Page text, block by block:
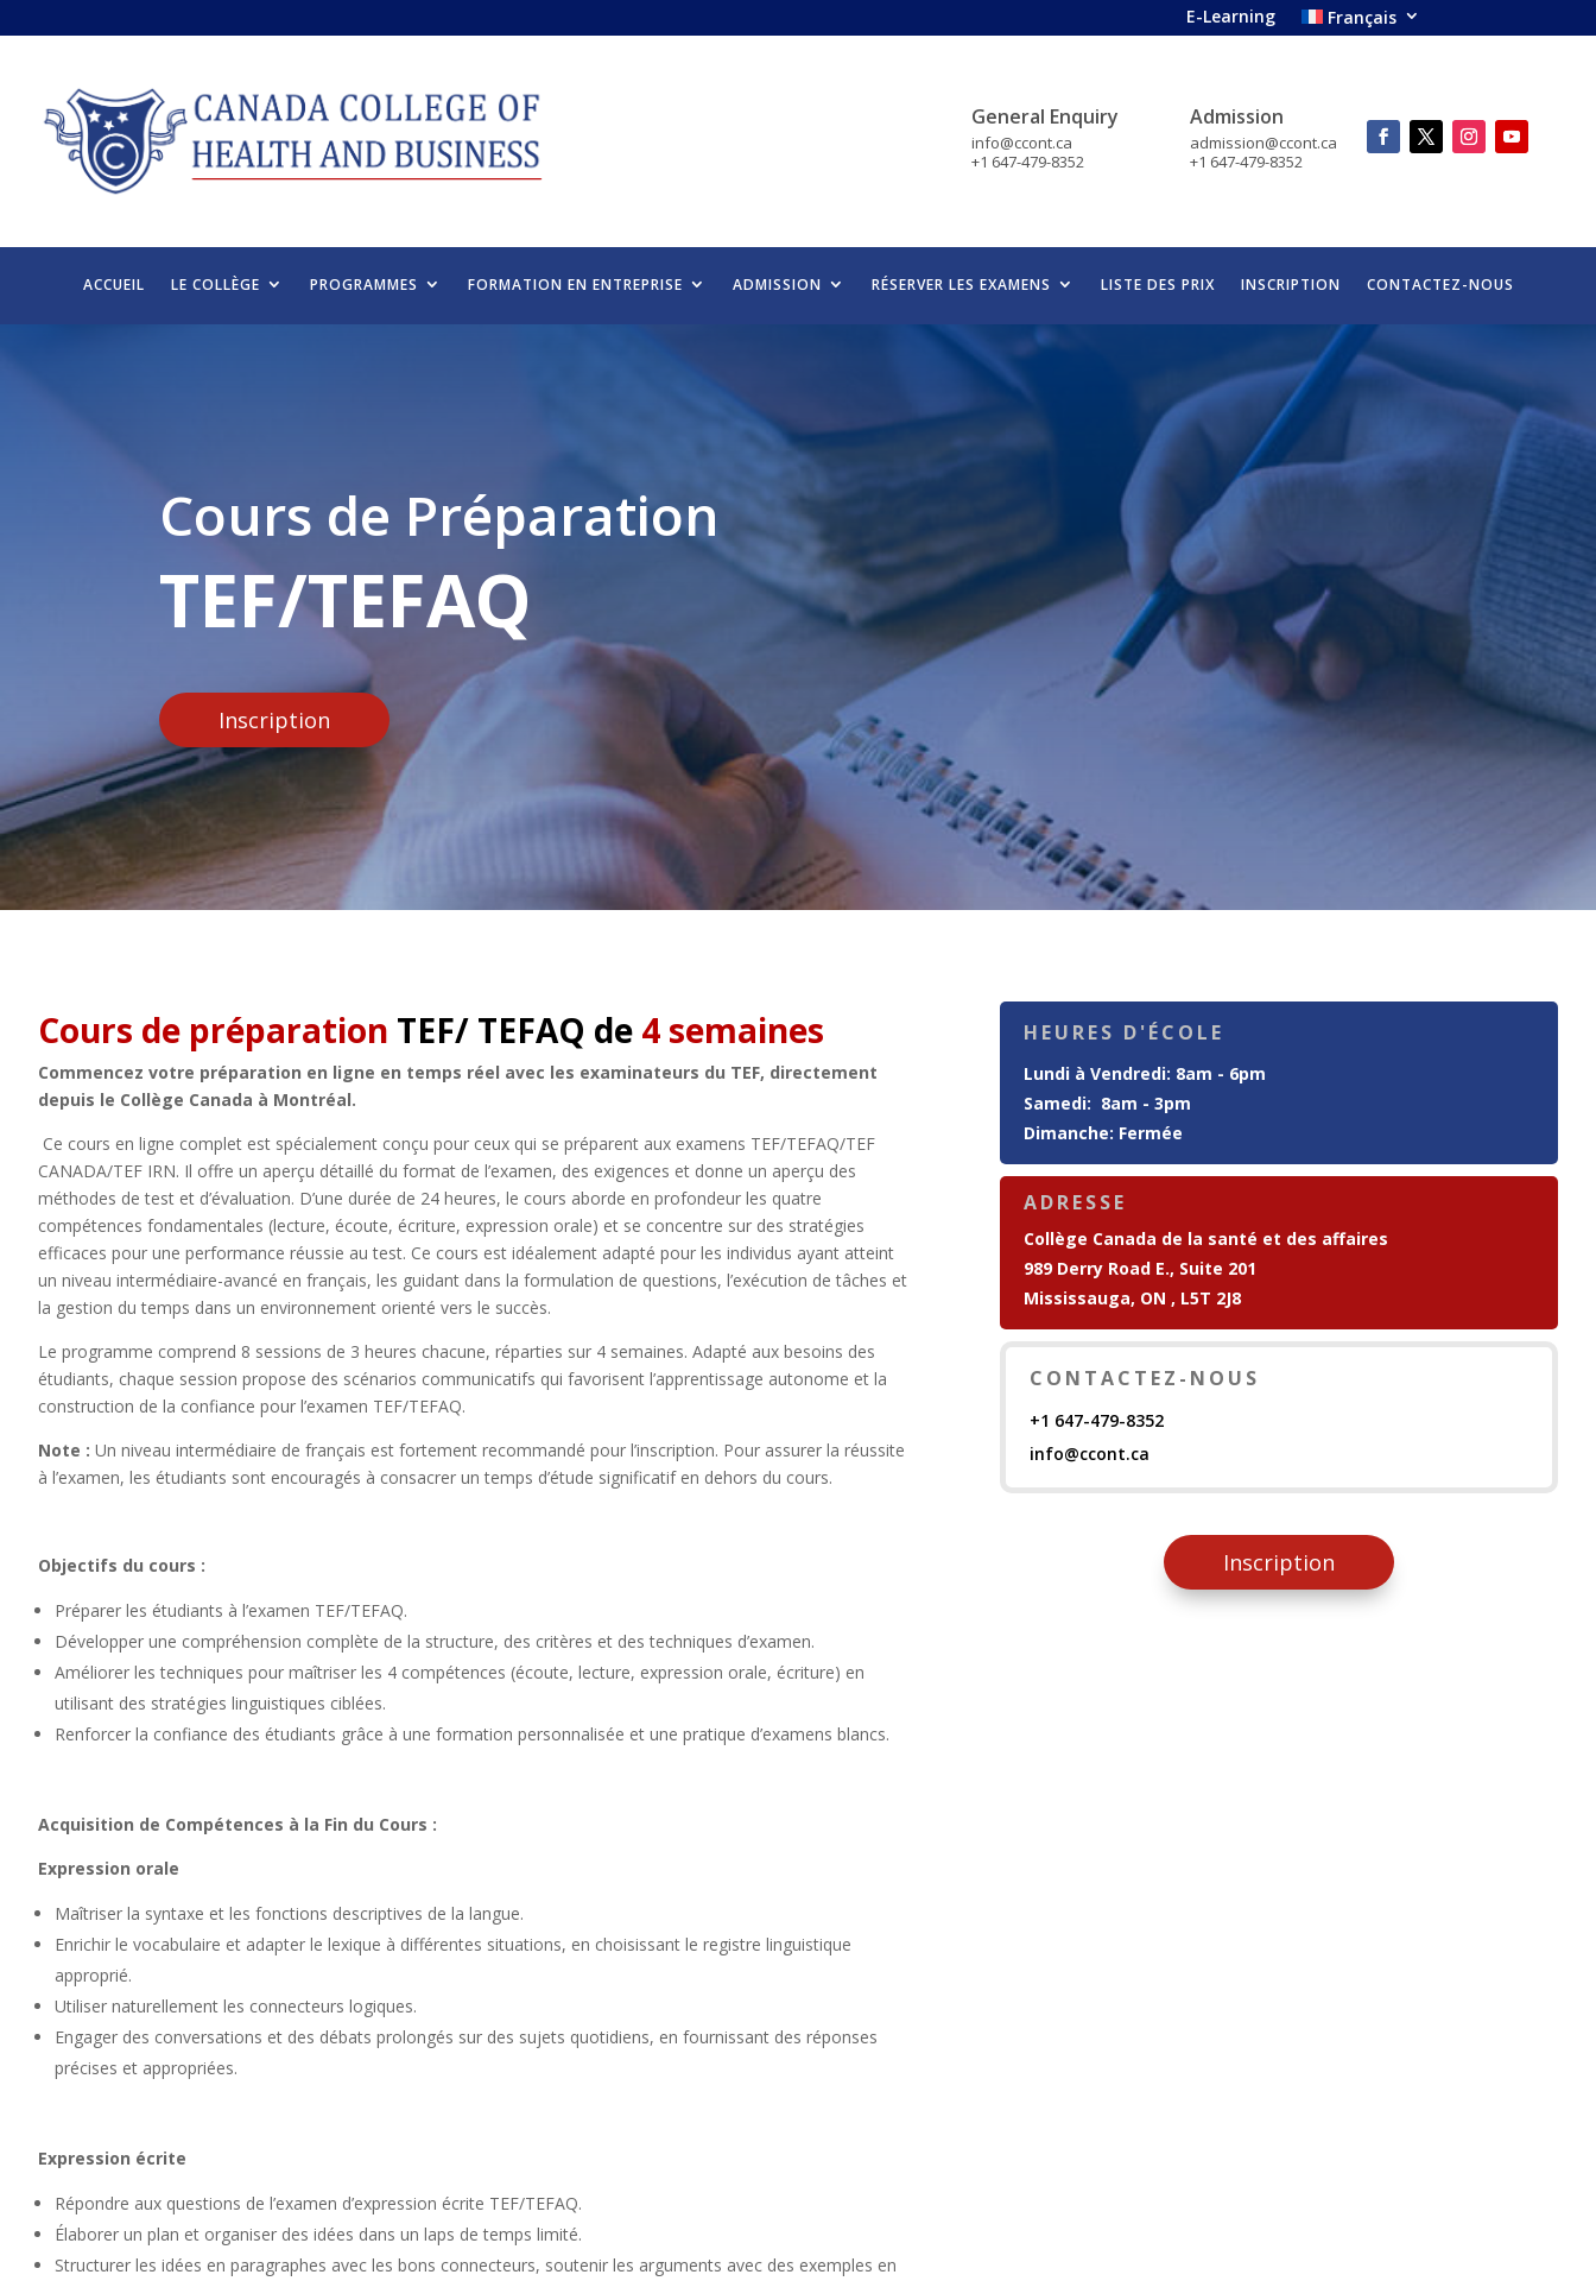
E-Learning Français
General Enquiry
info@ccont.ca
+1 647-479-8352
Admission
admission@ccont.ca
+1 647-479-8352
ACCUEIL LE COLLÈGE PROGRAMMES FORMATION EN ENTREPRISE ADMISSION RÉSERVER LES EXAMENS LISTE DES PRIX INSCRIPTION CONTACTEZ-NOUS
Cours de Préparation
TEF/TEFAQ
Inscription
Cours de préparation TEF/ TEFAQ de 4 semaines
Commencez votre préparation en ligne en temps réel avec les examinateurs du TEF, directement
depuis le Collège Canada à Montréal.
Ce cours en ligne complet est spécialement conçu pour ceux qui se préparent aux examens TEF/TEFAQ/TEF
CANADA/TEF IRN. Il offre un aperçu détaillé du format de l’examen, des exigences et donne un aperçu des
méthodes de test et d’évaluation. D’une durée de 24 heures, le cours aborde en profondeur les quatre
compétences fondamentales (lecture, écoute, écriture, expression orale) et se concentre sur des stratégies
efficaces pour une performance réussie au test. Ce cours est idéalement adapté pour les individus ayant atteint
un niveau intermédiaire-avancé en français, les guidant dans la formulation de questions, l’exécution de tâches et
la gestion du temps dans un environnement orienté vers le succès.
Le programme comprend 8 sessions de 3 heures chacune, réparties sur 4 semaines. Adapté aux besoins des
étudiants, chaque session propose des scénarios communicatifs qui favorisent l’apprentissage autonome et la
construction de la confiance pour l’examen TEF/TEFAQ.
Note : Un niveau intermédiaire de français est fortement recommandé pour l’inscription. Pour assurer la réussite
à l’examen, les étudiants sont encouragés à consacrer un temps d’étude significatif en dehors du cours.
Objectifs du cours :
Préparer les étudiants à l’examen TEF/TEFAQ.
Développer une compréhension complète de la structure, des critères et des techniques d’examen.
Améliorer les techniques pour maîtriser les 4 compétences (écoute, lecture, expression orale, écriture) en
utilisant des stratégies linguistiques ciblées.
Renforcer la confiance des étudiants grâce à une formation personnalisée et une pratique d’examens blancs.
Acquisition de Compétences à la Fin du Cours :
Expression orale
Maîtriser la syntaxe et les fonctions descriptives de la langue.
Enrichir le vocabulaire et adapter le lexique à différentes situations, en choisissant le registre linguistique
approprié.
Utiliser naturellement les connecteurs logiques.
Engager des conversations et des débats prolongés sur des sujets quotidiens, en fournissant des réponses
précises et appropriées.
Expression écrite
Répondre aux questions de l’examen d’expression écrite TEF/TEFAQ.
Élaborer un plan et organiser des idées dans un laps de temps limité.
Structurer les idées en paragraphes avec les bons connecteurs, soutenir les arguments avec des exemples en
HEURES D'ÉCOLE
Lundi à Vendredi: 8am - 6pm
Samedi: 8am - 3pm
Dimanche: Fermée
ADRESSE
Collège Canada de la santé et des affaires
989 Derry Road E., Suite 201
Mississauga, ON , L5T 2J8
CONTACTEZ-NOUS
+1 647-479-8352
info@ccont.ca
Inscription